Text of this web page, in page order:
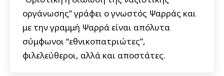
οργάνωσης” γράφει ο γνωστός Ψαρράς και
με την γραμμή Ψαρρά είναι απόλυτα
σύμφωνοι “εθνικοπατριώτες”,
φιλελεύθεροι, αλλά και αποστάτες.